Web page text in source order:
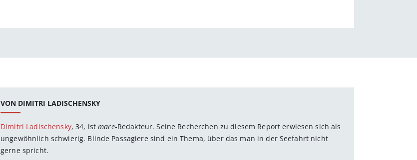
VON DIMITRI LADISCHENSKY
Dimitri Ladischensky, 34, istmare-Redakteur. Seine Recherchen zu diesem Report erwiesen sich als
ungewöhnlich schwierig. Blinde Passagiere sind ein Thema, über das man in der Seefahrt nicht
gerne spricht.